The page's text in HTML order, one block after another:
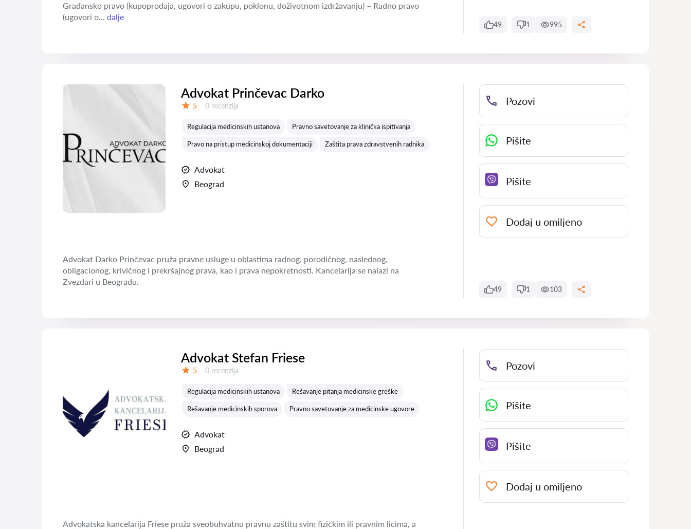
Građansko pravo (kupoprodaja, ugovori o zakupu, poklonu, doživotnom izdržavanju) – Radno pravo
(ugovori o... dalje
49 1 995
Advokat Prinčevac Darko
5 Recenzija:
0 recenzija
Regulacija medicinskih ustanova Pravno savetovanje za klinička ispitivanja
Pravo na pristup medicinskoj dokumentaciji Zaštita prava zdravstvenih radnika
Advokat
Beograd
Advokat Darko Prinčevac pruža pravne usluge u oblastima radnog, porodičnog, naslednog,
obligacionog, krivičnog i prekršajnog prava, kao i prava nepokretnosti. Kancelarija se nalazi na
Zvezdari u Beogradu.
Pozovi
Pišite
Pišite
Dodaj u omiljeno
49 1 103
Advokat Stefan Friese
5 Recenzija:
0 recenzija
Regulacija medicinskih ustanova Rešavanje pitanja medicinske greške
Rešavanje medicinskih sporova Pravno savetovanje za medicinske ugovore
Advokat
Beograd
Advokatska kancelarija Friese pruža sveobuhvatnu pravnu zaštitu svim fizičkim ili pravnim licima, a
Pozovi
Pišite
Pišite
Dodaj u omiljeno